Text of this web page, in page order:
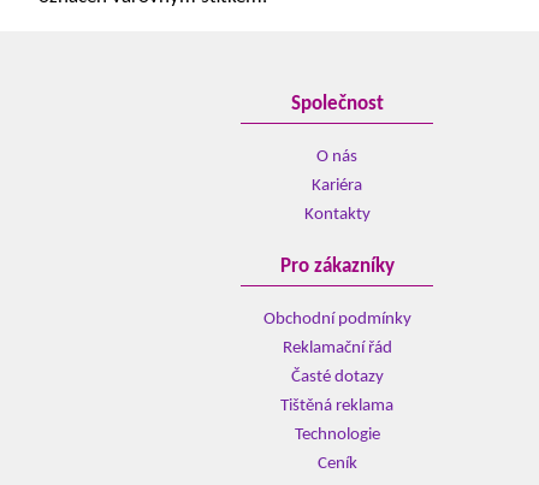
Společnost
O nás
Kariéra
Kontakty
Pro zákazníky
Obchodní podmínky
Reklamační řád
Časté dotazy
Tištěná reklama
Technologie
Ceník